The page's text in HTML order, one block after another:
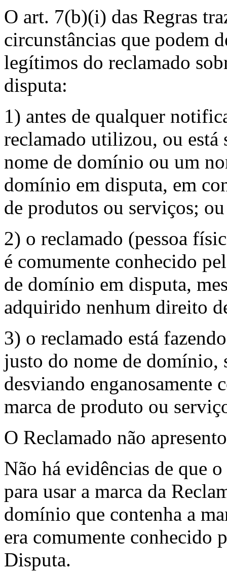
O art. 7(b)(i) das Regras
circunstâncias que podem
legítimos do reclamado
disputa:
1) antes de qualquer
reclamado utilizou, ou está
nome de domínio ou um
domínio em disputa, em
de produtos ou serviços; ou
2) o reclamado (pessoa
é comumente conhecido
de domínio em disputa,
adquirido nenhum direito
3) o reclamado está
justo do nome de domínio,
desviando enganosamente
marca de produto ou
O Reclamado não
Não há evidências de que
para usar a marca da
domínio que contenha a
era comumente conhecido
Disputa.